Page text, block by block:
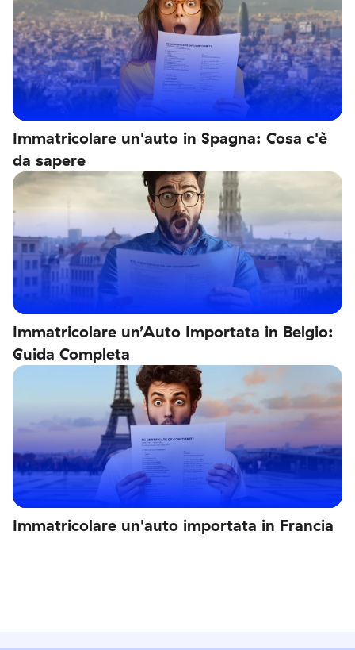
Immatricolare un'auto in Spagna: Cosa c'è
da sapere
Immatricolare un’Auto Importata in Belgio:
Guida Completa
Immatricolare un'auto importata in Francia